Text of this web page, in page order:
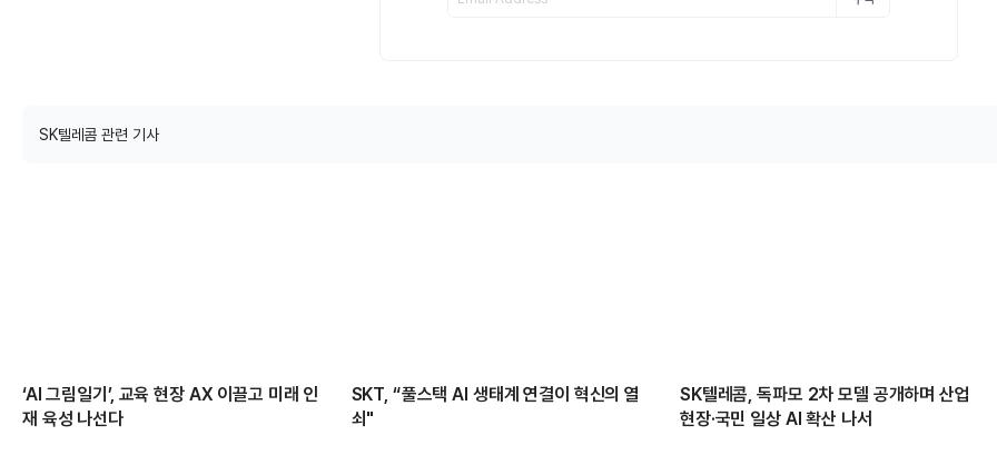
SK텔레콤 관련 기사
‘AI 그림일기’, 교육 현장 AX 이끌고 미래 인
재 육성 나선다
SKT, “풀스택 AI 생태계 연결이 혁신의 열
쇠"
SK텔레콤, 독파모 2차 모델 공개하며 산업
현장·국민 일상 AI 확산 나서